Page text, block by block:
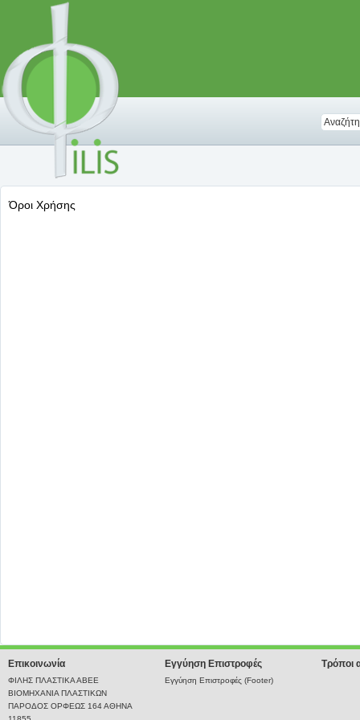
Όροι Χρήσης
Επικοινωνία
ΦΙΛΗΣ ΠΛΑΣΤΙΚΑ ΑΒΕΕ
ΒΙΟΜΗΧΑΝΙΑ ΠΛΑΣΤΙΚΩΝ
ΠΑΡΟΔΟΣ ΟΡΦΕΩΣ 164 ΑΘΗΝΑ
Εγγύηση Επιστροφές
Εγγύηση Επιστροφές (Footer)
Τρόποι